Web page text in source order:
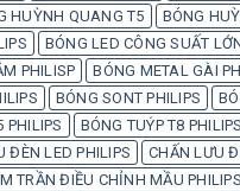
HUỲNH QUANG T5 BÓNG
BÓNG LED CÔNG SUẤT
PHILISP BÓNG METAL GÀI
BÓNG SONT PHILIPS
PHILIPS BÓNG TUÝP T8 PHILIPS
ĐÈN LED PHILIPS CHẤN LƯU
TRẦN ĐIỀU CHỈNH MẦU PHILIPS